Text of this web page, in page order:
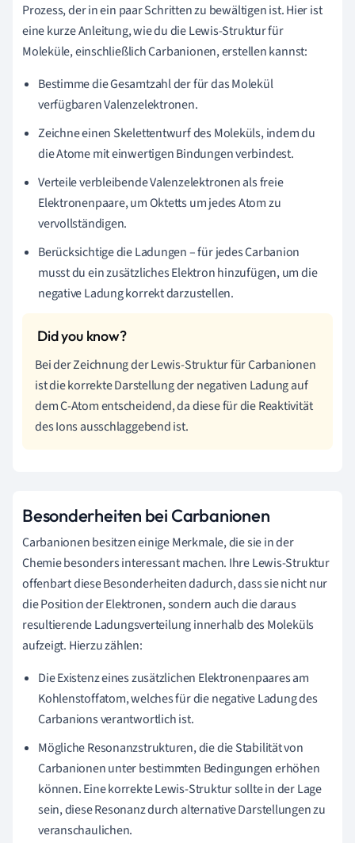
Prozess, der in ein paar Schritten zu bewältigen ist. Hier ist
eine kurze Anleitung, wie du die Lewis-Struktur für
Moleküle, einschließlich Carbanionen, erstellen kannst:
Bestimme die Gesamtzahl der für das Molekül
verfügbaren Valenzelektronen.
Zeichne einen Skelettentwurf des Moleküls, indem du
die Atome mit einwertigen Bindungen verbindest.
Verteile verbleibende Valenzelektronen als freie
Elektronenpaare, um Oktetts um jedes Atom zu
vervollständigen.
Berücksichtige die Ladungen – für jedes Carbanion
musst du ein zusätzliches Elektron hinzufügen, um die
negative Ladung korrekt darzustellen.
Bei der Zeichnung der Lewis-Struktur für Carbanionen
ist die korrekte Darstellung der negativen Ladung auf
dem C-Atom entscheidend, da diese für die Reaktivität
des Ions ausschlaggebend ist.
Besonderheiten bei Carbanionen
Carbanionen besitzen einige Merkmale, die sie in der
Chemie besonders interessant machen. Ihre Lewis-Struktur
offenbart diese Besonderheiten dadurch, dass sie nicht nur
die Position der Elektronen, sondern auch die daraus
resultierende Ladungsverteilung innerhalb des Moleküls
aufzeigt. Hierzu zählen:
Die Existenz eines zusätzlichen Elektronenpaares am
Kohlenstoffatom, welches für die negative Ladung des
Carbanions verantwortlich ist.
Mögliche Resonanzstrukturen, die die Stabilität von
Carbanionen unter bestimmten Bedingungen erhöhen
können. Eine korrekte Lewis-Struktur sollte in der Lage
sein, diese Resonanz durch alternative Darstellungen zu
veranschaulichen.